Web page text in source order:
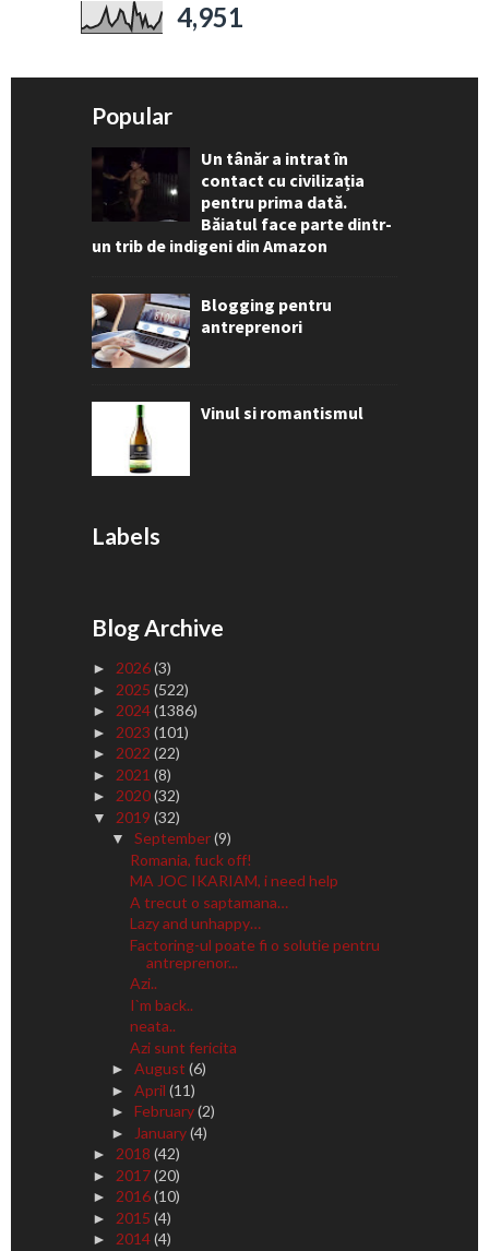
4,951
Popular
Un tânăr a intrat în
contact cu civilizația
pentru prima dată.
Băiatul face parte dintr-
un trib de indigeni din Amazon
Blogging pentru
antreprenori
Vinul si romantismul
Labels
Blog Archive
► 2026(3)
► 2025 (522)
► 2024(1386)
► 2023 (101)
► 2022 (22)
► 2021 (8)
► 2020(32)
▼ 2019 (32)
▼ September(9)
Romania, fuck off!
MA JOC IKARIAM, i need help
A trecut o saptamana…
Lazy and unhappy…
Factoring-ul poate fi o solutie pentru
antreprenor...
Azi..
I`m back..
neata..
Azi sunt fericita
► August (6)
► April (11)
► February(2)
► January(4)
► 2018 (42)
► 2017(20)
► 2016(10)
► 2015 (4)
► 2014(4)